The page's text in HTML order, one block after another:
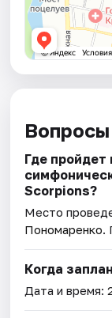
Где пройдет
Scorpions?
Место
Пономаренко.
Когда
Дата и время: